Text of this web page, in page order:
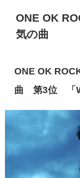
ONE OK
気の曲
ONE OK
曲 第3位 「